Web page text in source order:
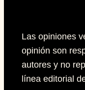
Las opiniones
opinión son
autores y no
línea editorial